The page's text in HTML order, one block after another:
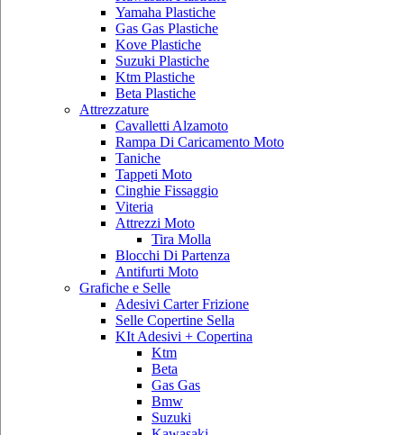
Yamaha Plastiche
Gas Gas Plastiche
Kove Plastiche
Suzuki Plastiche
Ktm Plastiche
Beta Plastiche
Attrezzature
Cavalletti Alzamoto
Rampa Di Caricamento Moto
Taniche
Tappeti Moto
Cinghie Fissaggio
Viteria
Attrezzi Moto
Tira Molla
Blocchi Di Partenza
Antifurti Moto
Grafiche e Selle
Adesivi Carter Frizione
Selle Copertine Sella
KIt Adesivi + Copertina
Ktm
Beta
Gas Gas
Bmw
Suzuki